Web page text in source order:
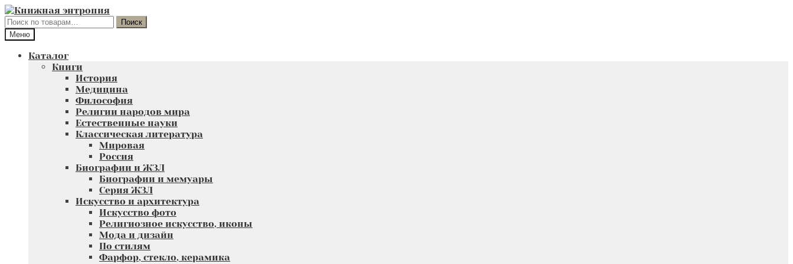
Перейти
к
навигации
Перейти
к
содержимому
Искать:
Поиск
Меню
Каталог
Книги
История
Медицина
Философия
Религии народов мира
Естественные науки
Классическая литература
Мировая
Россия
Биографии и ЖЗЛ
Биографии и мемуары
Серия ЖЗЛ
Искусство и архитектура
Искусство фото
Религиозное искусство, иконы
Мода и дизайн
По стилям
Фарфор, стекло, керамика